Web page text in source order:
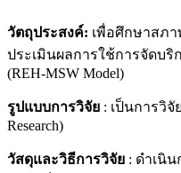
วัตถุประสงค์: เพื่อศึกษาสภ
ประเมินผลการใช้การจัดบ
(REH-MSW Model)
รูปแบบการวิจัย : เป็นการวิจั
Research)
วัสดุและวิธีการวิจัย : ดำเนิ